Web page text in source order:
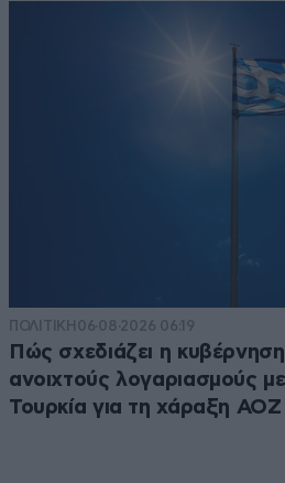
ΠΟΛΙΤΙΚΗ 06·08·2026 06:19
Πώς σχεδιάζει η
ανοιχτούς λογαριασμούς
Τουρκία για τη χάραξη ΑΟΖ